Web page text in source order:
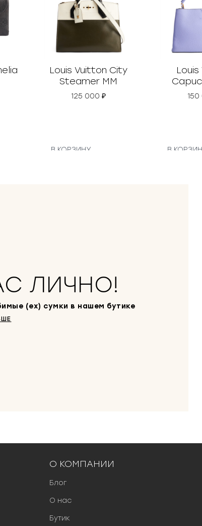
Louis Vuitton City
Steamer MM
125 000₽
В КОРЗИНУ В
ЛИЧНО!
(ex) сумки в нашем бутике
О КОМПАНИИ
Блог
О нас
Бутик